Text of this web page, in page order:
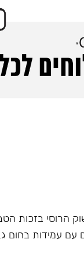
בזכות
עם עמידות בחום